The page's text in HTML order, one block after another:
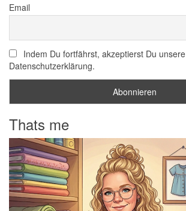
Email
Indem Du fortfährst, akzeptierst Du unsere
Datenschutzerklärung.
Thats me